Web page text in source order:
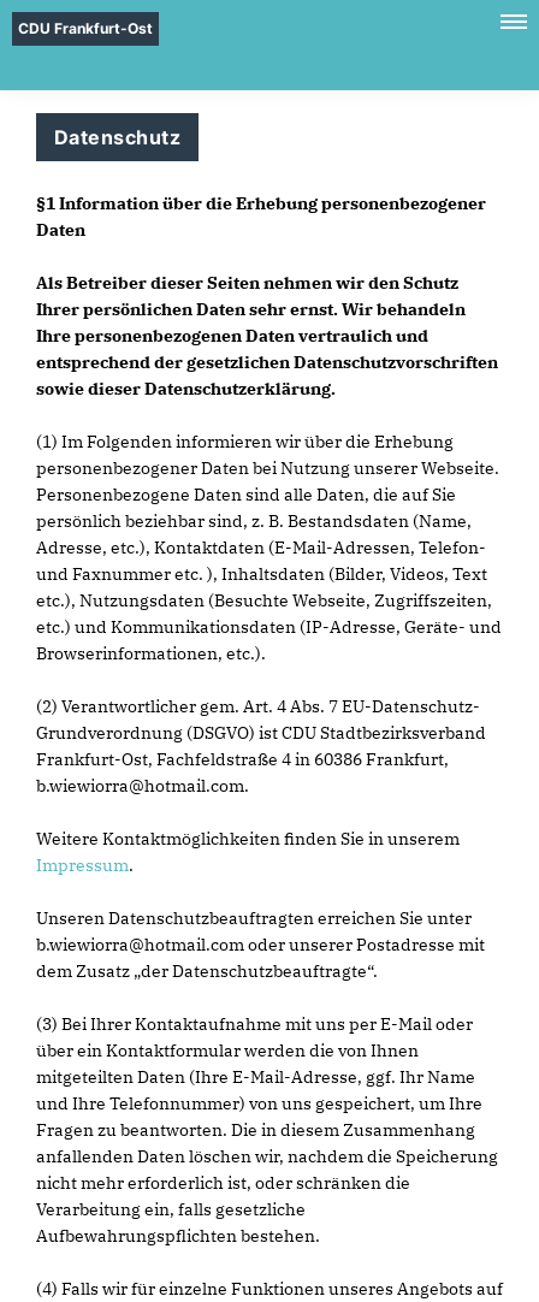
CDU Frankfurt-Ost
Datenschutz
§1 Information über die Erhebung personenbezogener
Daten
Als Betreiber dieser Seiten nehmen wir den Schutz
Ihrer persönlichen Daten sehr ernst. Wir behandeln
Ihre personenbezogenen Daten vertraulich und
entsprechend der gesetzlichen Datenschutzvorschriften
sowie dieser Datenschutzerklärung.
(1) Im Folgenden informieren wir über die Erhebung
personenbezogener Daten bei Nutzung unserer Webseite.
Personenbezogene Daten sind alle Daten, die auf Sie
persönlich beziehbar sind, z. B. Bestandsdaten (Name,
Adresse, etc.), Kontaktdaten (E-Mail-Adressen, Telefon-
und Faxnummer etc. ), Inhaltsdaten (Bilder, Videos, Text
etc.), Nutzungsdaten (Besuchte Webseite, Zugriffszeiten,
etc.) und Kommunikationsdaten (IP-Adresse, Geräte- und
Browserinformationen, etc.).
(2) Verantwortlicher gem. Art. 4 Abs. 7 EU-Datenschutz-
Grundverordnung (DSGVO) ist CDU Stadtbezirksverband
Frankfurt-Ost, Fachfeldstraße 4 in 60386 Frankfurt,
b.wiewiorra@hotmail.com.
Weitere Kontaktmöglichkeiten finden Sie in unserem
Impressum.
Unseren Datenschutzbeauftragten erreichen Sie unter
b.wiewiorra@hotmail.com oder unserer Postadresse mit
dem Zusatz „der Datenschutzbeauftragte“.
(3) Bei Ihrer Kontaktaufnahme mit uns per E-Mail oder
über ein Kontaktformular werden die von Ihnen
mitgeteilten Daten (Ihre E-Mail-Adresse, ggf. Ihr Name
und Ihre Telefonnummer) von uns gespeichert, um Ihre
Fragen zu beantworten. Die in diesem Zusammenhang
anfallenden Daten löschen wir, nachdem die Speicherung
nicht mehr erforderlich ist, oder schränken die
Verarbeitung ein, falls gesetzliche
Aufbewahrungspflichten bestehen.
(4) Falls wir für einzelne Funktionen unseres Angebots auf